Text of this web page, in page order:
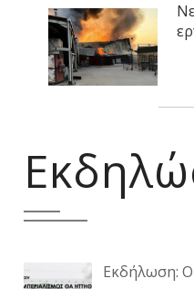
Εκδήλωση: Ο